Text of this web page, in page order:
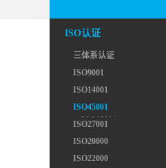
ISO认证
三体系认证
ISO9001
ISO14001
ISO45001
ISO45001
ISO27001
ISO20000
ISO22000